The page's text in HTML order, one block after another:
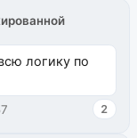
логику по
2